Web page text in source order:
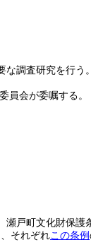
調査研究を行う。
員会が委嘱する。
、瀬戸町文化財保護
それぞれこの条例